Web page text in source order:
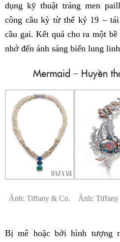
dụng kỹ thuật tráng men
công cầu kỳ từ thế kỷ 19 –
cầu gai. Kết quả cho ra một
nhớ đến ánh sáng biển lung
Mermaid – Huyền
Ảnh: Tiffany & Co. Ảnh:
Bị mê hoặc bởi hình tượng